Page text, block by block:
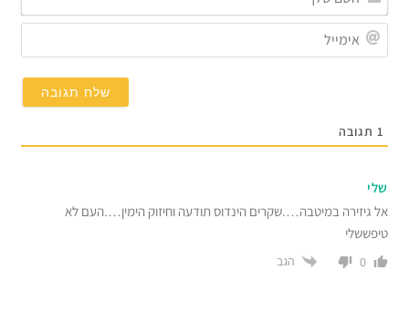
1תגובה
שלי
אל גיזירה במיטבה….שקרים הינדוס תודעה וחיזוק הימין….העם לא
טיפששלי
0 הגב